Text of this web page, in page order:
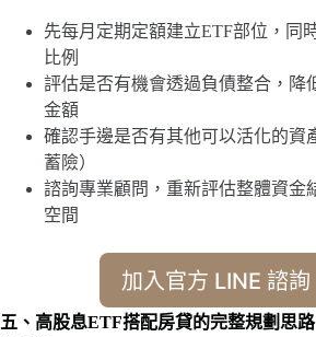
先每月定期定額建立ETF部位，同
比例
評估是否有機會透過負債整合，降
金額
確認手邊是否有其他可以活化的資
蓄險）
諮詢專業顧問，重新評估整體資金
空間
加入官方 LINE 諮詢
五、高股息ETF搭配房貸的完整規劃思